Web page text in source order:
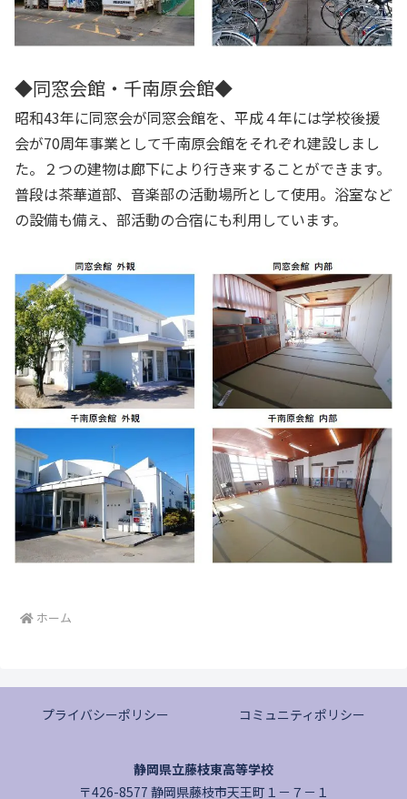
◆同窓会館・千南原会館◆
昭和43年に同窓会が同窓会館を、平成４年には学校後援
会が70周年事業として千南原会館をそれぞれ建設しまし
た。２つの建物は廊下により行き来することができます。
普段は茶華道部、音楽部の活動場所として使用。浴室など
の設備も備え、部活動の合宿にも利用しています。
ホーム
プライバシーポリシー コミュニティポリシー
静岡県立藤枝東高等学校
〒426-8577 静岡県藤枝市天王町１－７－１